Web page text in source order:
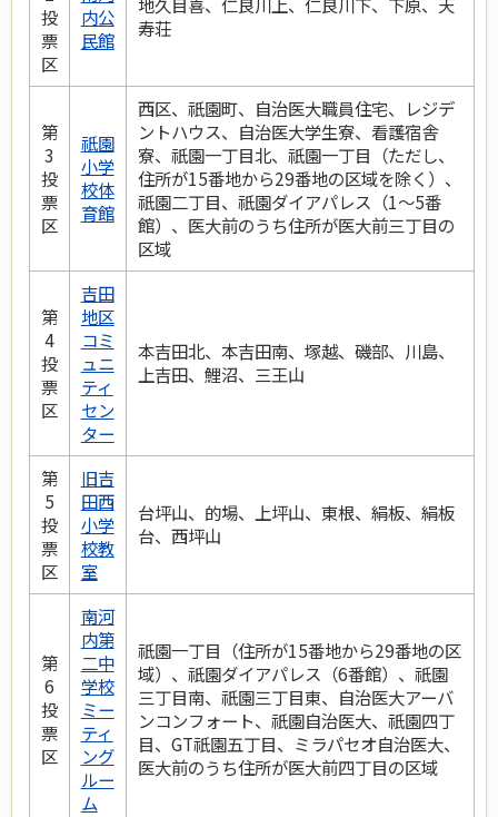
投
票
区
内公
民館
寿荘
第
3
投
票
区
祇園
小学
校体
育館
西区、祇園町、自治医大職員住宅、レジデ
ントハウス、自治医大学生寮、看護宿舎
寮、祇園一丁目北、祇園一丁目（ただし、
住所が15番地から29番地の区域を除く）、
祇園二丁目、祇園ダイアパレス（1～5番
館）、医大前のうち住所が医大前三丁目の
区域
第
4
投
票
区
吉田
地区
コミ
ュニ
ティ
セン
ター
本吉田北、本吉田南、塚越、磯部、川島、
上吉田、鯉沼、三王山
第
5
投
票
区
旧吉
田西
小学
校教
室
台坪山、的場、上坪山、東根、絹板、絹板
台、西坪山
第
6
投
票
区
南河
内第
二中
学校
ミー
ティ
ング
ルー
ム
祇園一丁目（住所が15番地から29番地の区
域）、祇園ダイアパレス（6番館）、祇園
三丁目南、祇園三丁目東、自治医大アーバ
ンコンフォート、祇園自治医大、祇園四丁
目、GT祇園五丁目、ミラパセオ自治医大、
医大前のうち住所が医大前四丁目の区域